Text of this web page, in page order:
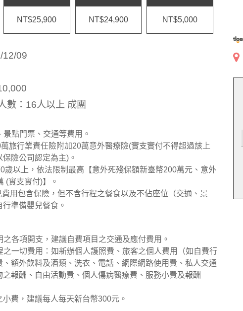
NT$25,900 NT$24,900 NT$5,000
12/09
數：16人以上 成團
點門票、交通等費用。
旅行業責任險附加20萬意外醫療險(實支實付不得超過該上
險公司認定為主)。
歲以上，依法限制最高【意外死殘保額新臺幣200萬元、意外
(實支實付)】。
用包含保險，但不含行程之餐食以及不佔座位（交通、景
準備嬰兒餐食。
之各項開支，建議自費項目之交通及應付費用。
之一切費用：如新辦個人護照費、旅客之個人費用（如自費行
、額外飲料及酒類、洗衣、電話、網際網路使用費、私人交通
之報酬、自由活動費、個人傷病醫療費、服務小費及報酬
費，建議每人每天新台幣300元。